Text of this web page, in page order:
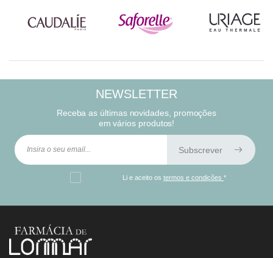
NEWSLETTER
Receba as últimas novidades, promoções
em vários produtos!
Subscrever
Li e aceito ostermos e condições*